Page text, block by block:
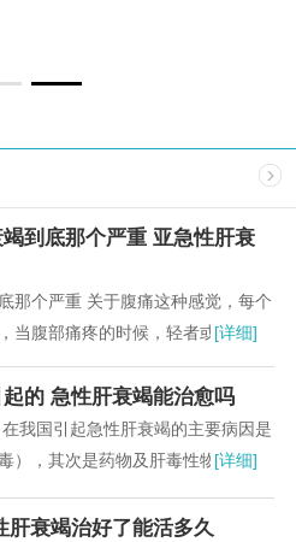
到底那个严重 亚急性肝衰
那个严重 关于腹痛这种感觉，每个
当腹部痛疼的时候，轻者或许还能
不欲生，不停的...
[详细]
的 急性肝衰竭能治愈吗
我国引起急性肝衰竭的主要病因是
），其次是药物及肝毒性物质（如
[详细]
肝衰竭治好了能活多久